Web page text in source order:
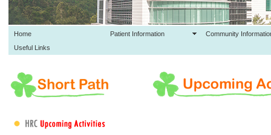
Home Patient Information
Community
Useful Links